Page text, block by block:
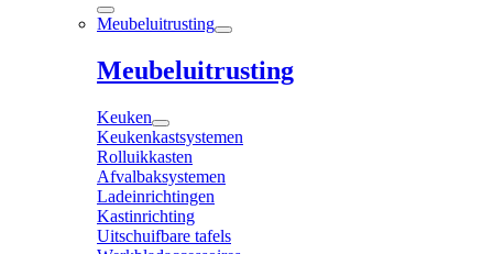
Meubeluitrusting
Meubeluitrusting
Keuken
Keukenkastsystemen
Rolluikkasten
Afvalbaksystemen
Ladeinrichtingen
Kastinrichting
Uitschuifbare tafels